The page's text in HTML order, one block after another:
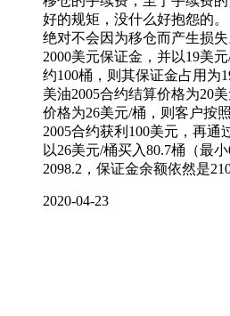
好的规矩，没什么好抱怨的
绝对不会因为移仓而产生损
2000美元保证金，并以19美
约100桶，则其保证金占用为
美油2005合约结算价格为20
价格为26美元/桶，则客户按
2005合约获利100美元，再通
以26美元/桶买入80.7桶（最
2098.2，保证金余额依然是
2020-04-23